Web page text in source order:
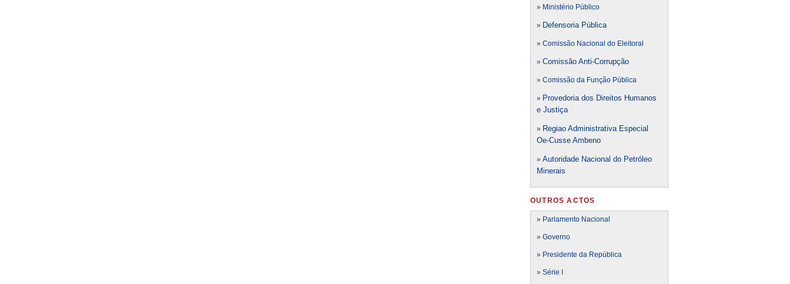
» Ministério Público
» Defensoria Pública
» Comissão Nacional do Eleitoral
» Comissão Anti-Corrupção
» Comissão da Função Pública
» Provedoria dos Direitos Humanos
e Justiça
» Regiao Administrativa Especial
Oe-Cusse Ambeno
» Autoridade Nacional do Petróleo
Minerais
OUTROS ACTOS
» Parlamento Nacional
» Governo
» Presidente da República
» Série I